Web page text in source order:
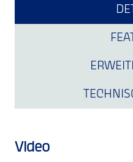
Video